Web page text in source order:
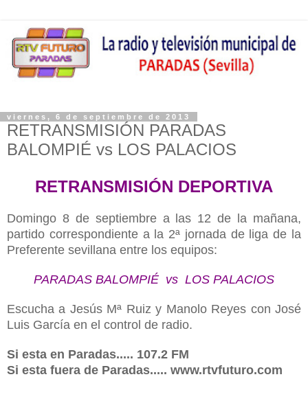
viernes, 6 de septiembre de 2013
RETRANSMISIÓN PARADAS
BALOMPIÉ vs LOS PALACIOS
RETRANSMISIÓN DEPORTIVA
Domingo 8 de septiembre a las 12 de la mañana,
partido correspondiente a la 2ª jornada de liga de la
Preferente sevillana entre los equipos:
PARADAS BALOMPIÉ vs LOS PALACIOS
Escucha a Jesús Mª Ruiz y Manolo Reyes con José
Luis García en el control de radio.
Si esta en Paradas..... 107.2 FM
Si esta fuera de Paradas..... www.rtvfuturo.com